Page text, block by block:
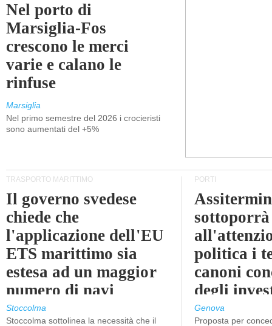
Nel porto di
Marsiglia-Fos
crescono le merci
varie e calano le
rinfuse
Marsiglia
Nel primo semestre del 2026 i crocieristi
sono aumentati del +5%
TRASPORTO MARITTIMO
Il governo svedese
chiede che
l'applicazione dell'EU
ETS marittimo sia
estesa ad un maggior
numero di navi
Stoccolma
Stoccolma sottolinea la necessità che il
PORTI
sottoporrà
politica i
canoni
degli
Genova
Proposta per